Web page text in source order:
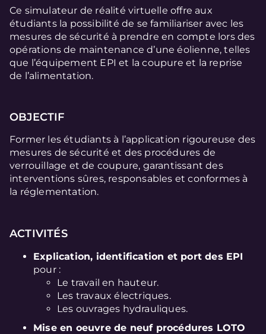
Ce simulateur de réalité virtuelle offre aux
étudiants la possibilité de se familiariser avec les
mesures de sécurité à prendre en compte lors des
opérations de maintenance d’une éolienne, telles
que l’équipement EPI et la coupure et la reprise
de l’alimentation.
OBJECTIF
Former les étudiants à l’application rigoureuse des
mesures de sécurité et des procédures de
verrouillage et de coupure, garantissant des
interventions sûres, responsables et conformes à
la réglementation.
ACTIVITÉS
Explication, identification et port des EPI
pour :
Le travail en hauteur.
Les travaux électriques.
Les ouvrages hydrauliques.
Mise en oeuvre de neuf procédures LOTO